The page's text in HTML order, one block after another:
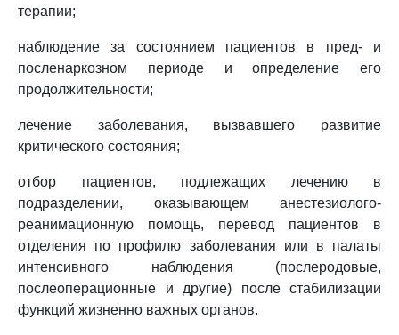
терапии;
наблюдение за состоянием пациентов в пред- и
посленаркозном периоде и определение его
продолжительности;
лечение заболевания, вызвавшего развитие
критического состояния;
отбор пациентов, подлежащих лечению в
подразделении, оказывающем анестезиолого-
реанимационную помощь, перевод пациентов в
отделения по профилю заболевания или в палаты
интенсивного наблюдения (послеродовые,
послеоперационные и другие) после стабилизации
функций жизненно важных органов.